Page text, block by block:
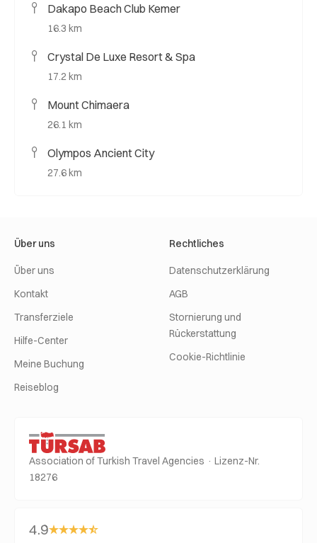
Dakapo Beach Club Kemer
16.3 km
Crystal De Luxe Resort & Spa
17.2 km
Mount Chimaera
26.1 km
Olympos Ancient City
27.6 km
Über uns
Über uns
Kontakt
Transferziele
Hilfe-Center
Meine Buchung
Reiseblog
Rechtliches
Datenschutzerklärung
AGB
Stornierung und
Rückerstattung
Cookie-Richtlinie
Association of Turkish Travel Agencies · Lizenz-Nr.
18276
4.9